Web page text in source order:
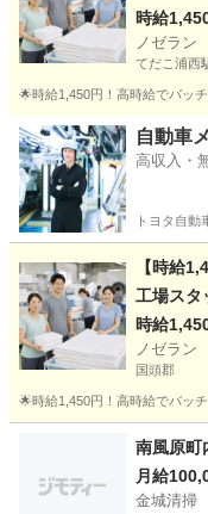
時給
ノゼラン
てだこ浦西
🌟時給1,450円！高時給でバッ
沖縄 名護市 てだこ浦
自動車
高収入・
トヨタ自動
【時給
工場スタ
時給
ノゼラン
国頭郡
🌟時給1,450円！高時給でバッ
工場
南風原町
月給
金城清掃